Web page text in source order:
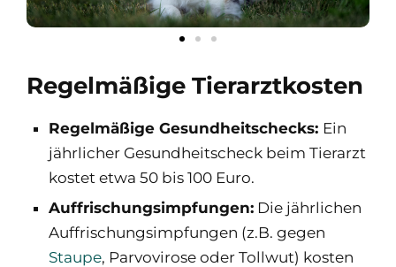
Regelmäßige Tierarztkosten
Regelmäßige Gesundheitschecks: Ein
jährlicher Gesundheitscheck beim Tierarzt
kostet etwa 50 bis 100 Euro.
Auffrischungsimpfungen: Die jährlichen
Auffrischungsimpfungen (z.B. gegen
Staupe, Parvovirose oder Tollwut) kosten